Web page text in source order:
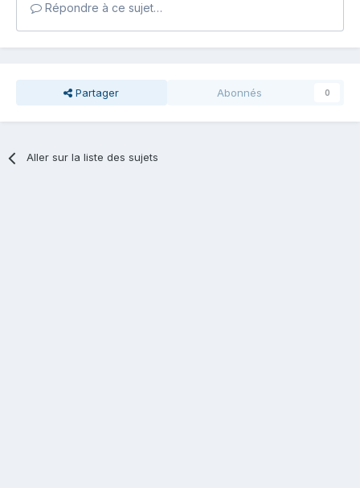
Répondre à ce sujet…
Partager Abonnés 0
Aller sur la liste des sujets